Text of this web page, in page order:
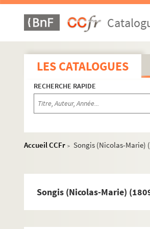
LES CATALOGUES
RECHERCHE RAPIDE
Accueil CCFr > Songis (Nicolas-Marie)
Songis (Nicolas-Marie)
Jeannet, ex-agent du
Legeste, juge au tribunal
Lévesque de La Ravalière
Le Noble (Eustache),
Loménie de Brienne (L.-M.-
Loménie (marquis de), 1816
Morel : lettres à Boudot,